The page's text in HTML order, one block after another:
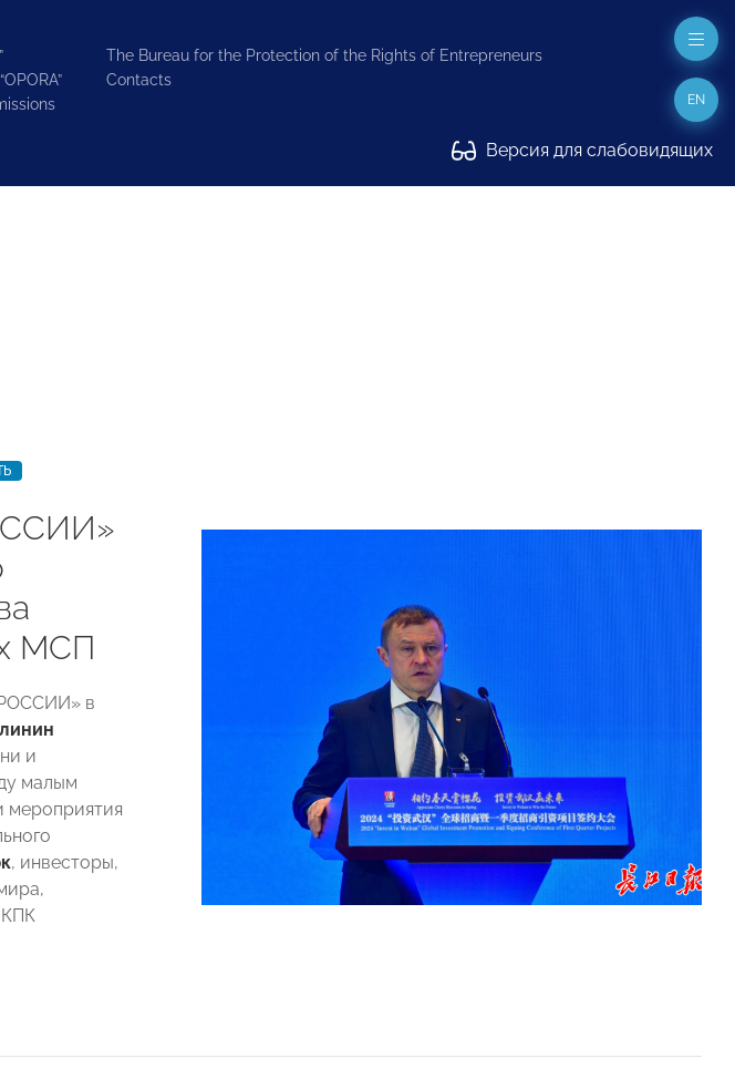
The Bureau for the Protection of the Rights of Entrepreneurs
Contacts
Версия для слабовидящих
EN
МСП
в
и
малым
мероприятия
, инвесторы,
КПК